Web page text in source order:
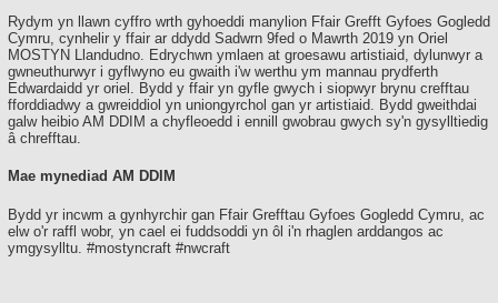
Rydym yn llawn cyffro wrth gyhoeddi manylion Ffair Grefft Gyfoes Gogledd
Cymru, cynhelir y ffair ar ddydd Sadwrn 9fed o Mawrth 2019 yn Oriel
MOSTYN Llandudno. Edrychwn ymlaen at groesawu artistiaid, dylunwyr a
gwneuthurwyr i gyflwyno eu gwaith i'w werthu ym mannau prydferth
Edwardaidd yr oriel. Bydd y ffair yn gyfle gwych i siopwyr brynu crefftau
fforddiadwy a gwreiddiol yn uniongyrchol gan yr artistiaid. Bydd gweithdai
galw heibio AM DDIM a chyfleoedd i ennill gwobrau gwych sy'n gysylltiedig
â chrefftau.
Mae mynediad AM DDIM
Bydd yr incwm a gynhyrchir gan Ffair Grefftau Gyfoes Gogledd Cymru, ac
elw o'r raffl wobr, yn cael ei fuddsoddi yn ôl i'n rhaglen arddangos ac
ymgysylltu. #mostyncraft #nwcraft